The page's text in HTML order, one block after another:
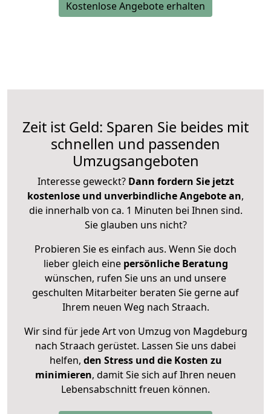
Kostenlose Angebote erhalten
Zeit ist Geld: Sparen Sie beides mit
schnellen und passenden
Umzugsangeboten
Interesse geweckt? Dann fordern Sie jetzt
kostenlose und unverbindliche Angebote an,
die innerhalb von ca. 1 Minuten bei Ihnen sind.
Sie glauben uns nicht?
Probieren Sie es einfach aus. Wenn Sie doch
lieber gleich eine persönliche Beratung
wünschen, rufen Sie uns an und unsere
geschulten Mitarbeiter beraten Sie gerne auf
Ihrem neuen Weg nach Straach.
Wir sind für jede Art von Umzug von Magdeburg
nach Straach gerüstet. Lassen Sie uns dabei
helfen, den Stress und die Kosten zu
minimieren, damit Sie sich auf Ihren neuen
Lebensabschnitt freuen können.